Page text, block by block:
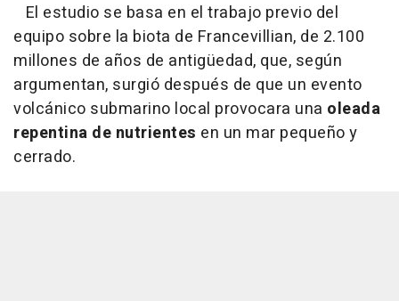
El estudio se basa en el trabajo previo del
equipo sobre la biota de Francevillian, de 2.100
millones de años de antigüedad, que, según
argumentan, surgió después de que un evento
volcánico submarino local provocara una oleada
repentina de nutrientes en un mar pequeño y
cerrado.